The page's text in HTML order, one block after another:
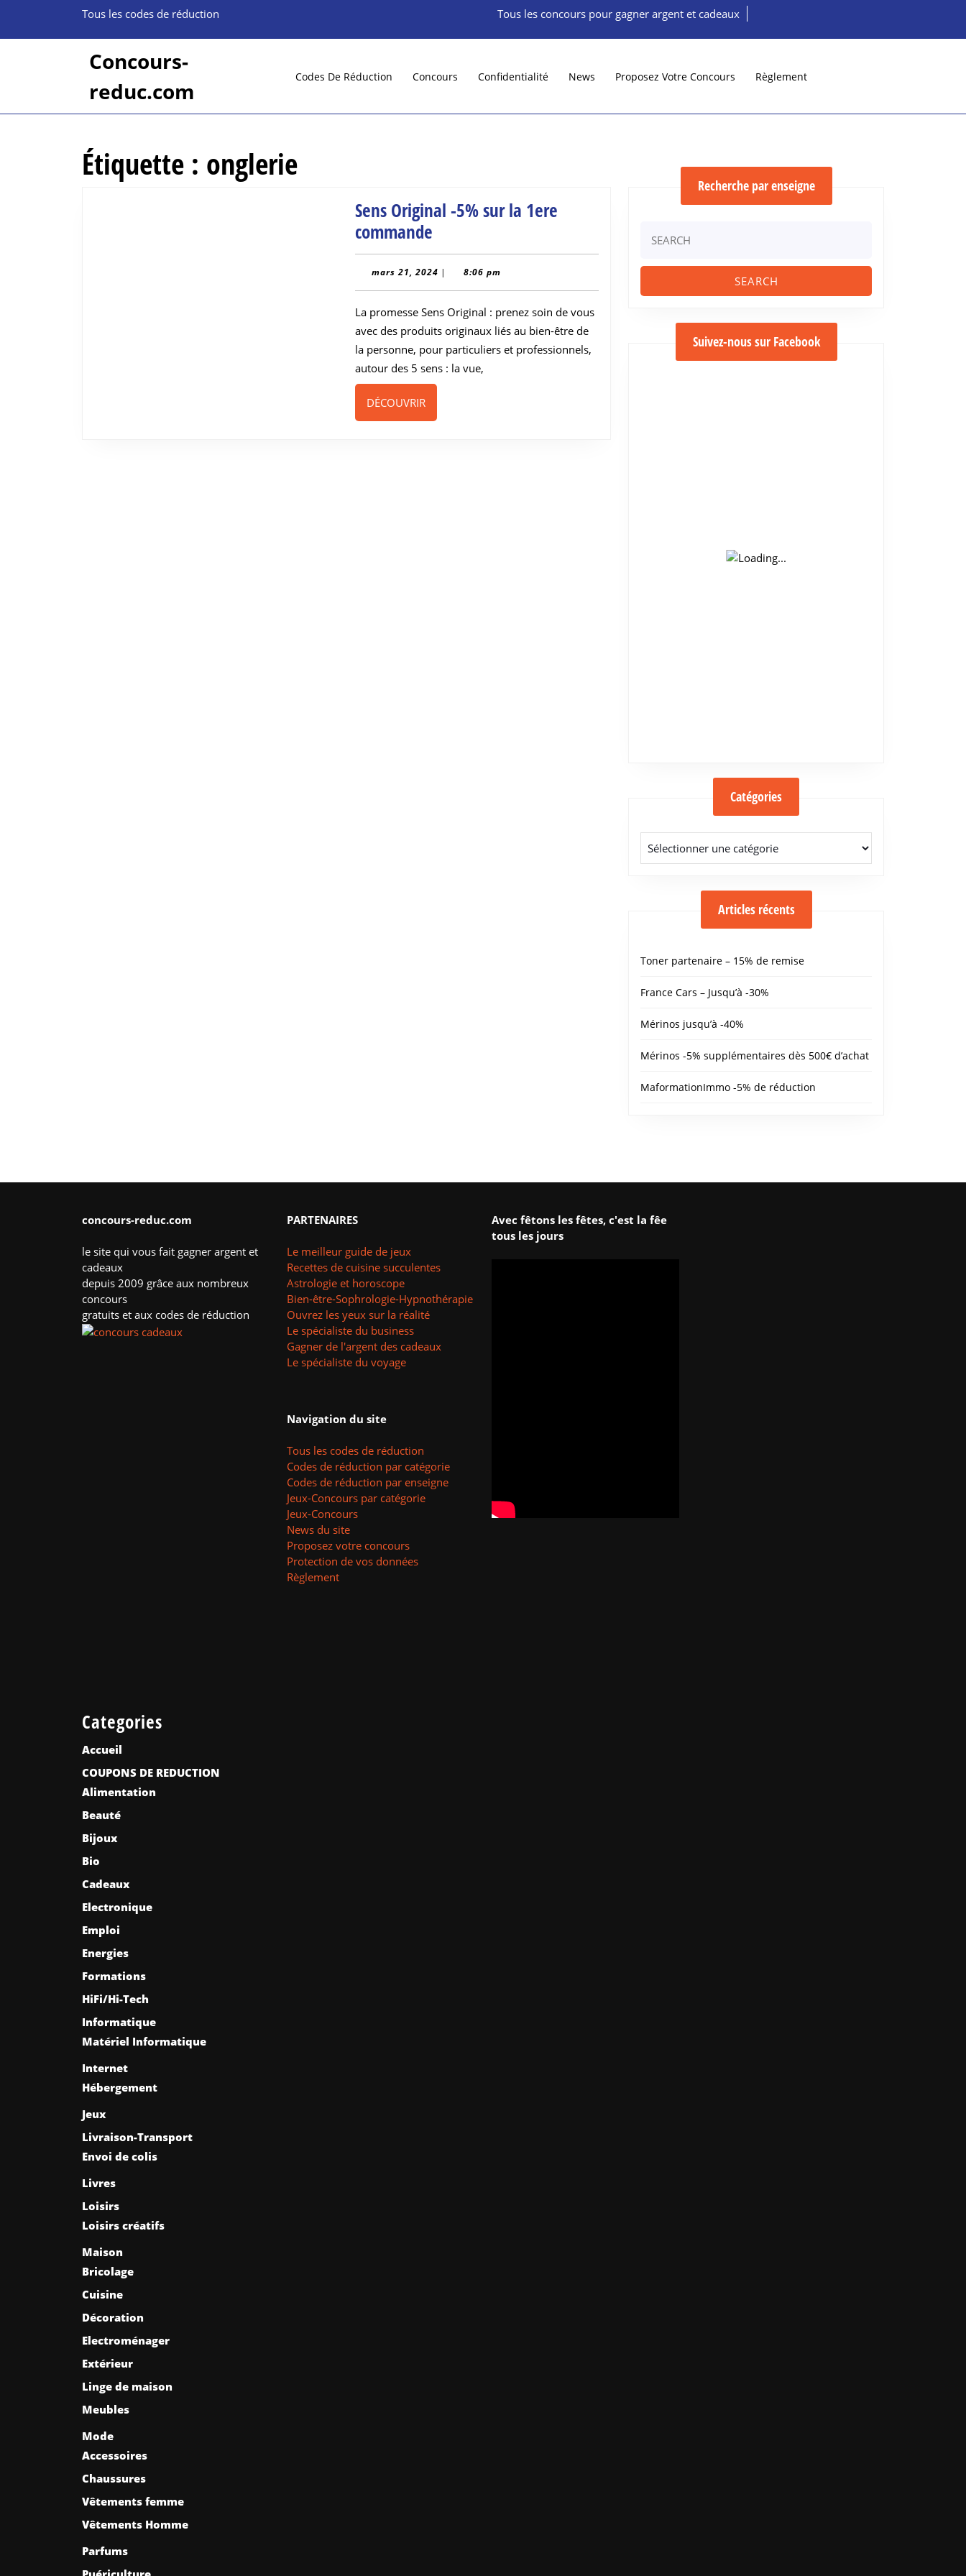
content
Tous les codes de réduction Tous les concours pour gagner argent et cadeaux
Concours-
reduc.com
Codes De Réduction Concours Confidentialité News Proposez Votre Concours Règlement
Étiquette : onglerie
Sens Original -5% sur la 1ere
commande
Original
-5%
sur
la
1ere
commande
mars 21, 2024 mars
| 8:06 pm
La promesse Sens Original : prenez soin de vous
avec des produits originaux liés au bien-être de
la personne, pour particuliers et professionnels,
autour des 5 sens : la vue,
DÉCOUVRIRDÉCOUVRIR
Recherche par enseigne
for:
Suivez-nous sur Facebook
Catégories
Articles récents
Toner partenaire – 15% de remise
France Cars – Jusqu’à -30%
Mérinos jusqu’à -40%
Mérinos -5% supplémentaires dès 500€ d’achat
MaformationImmo -5% de réduction
concours-reduc.com
le site qui vous fait gagner argent et
cadeaux
depuis 2009 grâce aux nombreux
concours
gratuits et aux codes de réduction
PARTENAIRES
Le meilleur guide de jeux
Recettes de cuisine succulentes
Astrologie et horoscope
Bien-être-Sophrologie-Hypnothérapie
Ouvrez les yeux sur la réalité
Le spécialiste du business
Gagner de l'argent des cadeaux
Le spécialiste du voyage
Navigation du site
Tous les codes de réduction
Codes de réduction par catégorie
Codes de réduction par enseigne
Jeux-Concours par catégorie
Jeux-Concours
News du site
Proposez votre concours
Protection de vos données
Règlement
Avec fêtons les fêtes, c'est la fêe
tous les jours
Categories
Accueil
COUPONS DE REDUCTION
Alimentation
Beauté
Bijoux
Bio
Cadeaux
Electronique
Emploi
Energies
Formations
HiFi/Hi-Tech
Informatique
Matériel Informatique
Internet
Hébergement
Jeux
Livraison-Transport
Envoi de colis
Livres
Loisirs
Loisirs créatifs
Maison
Bricolage
Cuisine
Décoration
Electroménager
Extérieur
Linge de maison
Meubles
Mode
Accessoires
Chaussures
Vêtements femme
Vêtements Homme
Parfums